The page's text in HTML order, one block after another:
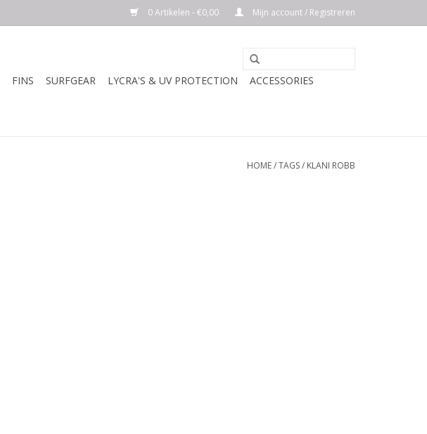
0 Artikelen - €0,00 Mijn account / Registreren
FINS SURFGEAR LYCRA'S & UV PROTECTION
ACCESSORIES
HOME/TAGS/ KLANI ROBB